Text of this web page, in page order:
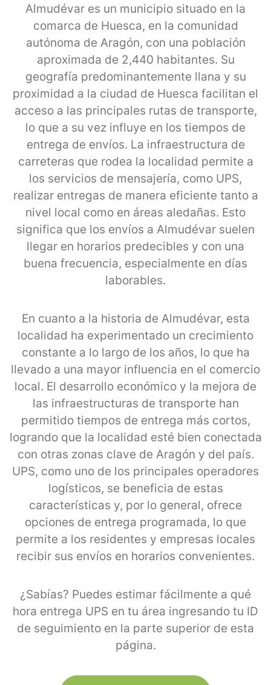
Almudévar es un municipio situado en la
comarca de Huesca, en la comunidad
autónoma de Aragón, con una población
aproximada de 2,440 habitantes. Su
geografía predominantemente llana y su
proximidad a la ciudad de Huesca facilitan el
acceso a las principales rutas de transporte,
lo que a su vez influye en los tiempos de
entrega de envíos. La infraestructura de
carreteras que rodea la localidad permite a
los servicios de mensajería, como UPS,
realizar entregas de manera eficiente tanto a
nivel local como en áreas aledañas. Esto
significa que los envíos a Almudévar suelen
llegar en horarios predecibles y con una
buena frecuencia, especialmente en días
laborables.
En cuanto a la historia de Almudévar, esta
localidad ha experimentado un crecimiento
constante a lo largo de los años, lo que ha
llevado a una mayor influencia en el comercio
local. El desarrollo económico y la mejora de
las infraestructuras de transporte han
permitido tiempos de entrega más cortos,
logrando que la localidad esté bien conectada
con otras zonas clave de Aragón y del país.
UPS, como uno de los principales operadores
logísticos, se beneficia de estas
características y, por lo general, ofrece
opciones de entrega programada, lo que
permite a los residentes y empresas locales
recibir sus envíos en horarios convenientes.
¿Sabías? Puedes estimar fácilmente a qué
hora entrega UPS en tu área ingresando tu ID
de seguimiento en la parte superior de esta
página.